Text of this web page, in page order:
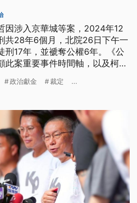
因涉入京華城等案，2024年12
共28年6個月，北院26日下午一
刑17年，並褫奪公權6年。《公
此案重要事件時間軸，以及柯文
政治獻金 裁定 ...